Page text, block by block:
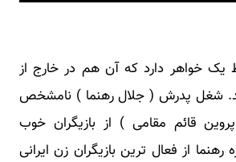
یک خواهر دارد که آن هم در خارج از
شغل پدرش ( جلال رهنما ) نامشخص
قائم مقامی ) از بازیگران خوب
از فعال ترین بازیگران زن ایرانی